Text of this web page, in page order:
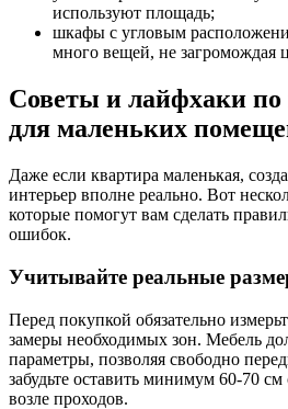
используют площадь;
шкафы с угловым
много вещей, не загромождая
Советы и лайфхаки
для маленьких
Даже если квартира маленькая,
интерьер вполне реально. Вот
которые помогут вам сделать
ошибок.
Учитывайте реальные
Перед покупкой обязательно
замеры необходимых зон. Мебель
параметры, позволяя свободно
забудьте оставить минимум 60-70 см
возле проходов.